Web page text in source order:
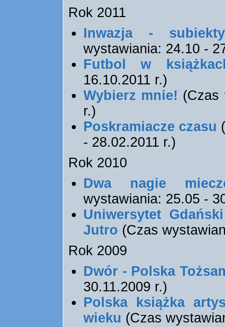
Rok 2011
Inwazja -
wystawiania: 24.10 -
Futbol w
16.10.2011 r.)
Wybierz mnie! (Czas
r.)
Poskramiacze czasu
- 28.02.2011 r.)
Rok 2010
Dwa nagie
wystawiania: 25.05 -
Uniwersytet
Jutro (Czas
Rok 2009
Dwór - Polska
30.11.2009 r.)
Polska książka
wieku (Czas